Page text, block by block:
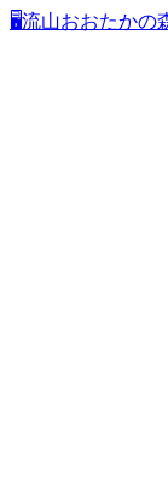
🖥流山おおたかの